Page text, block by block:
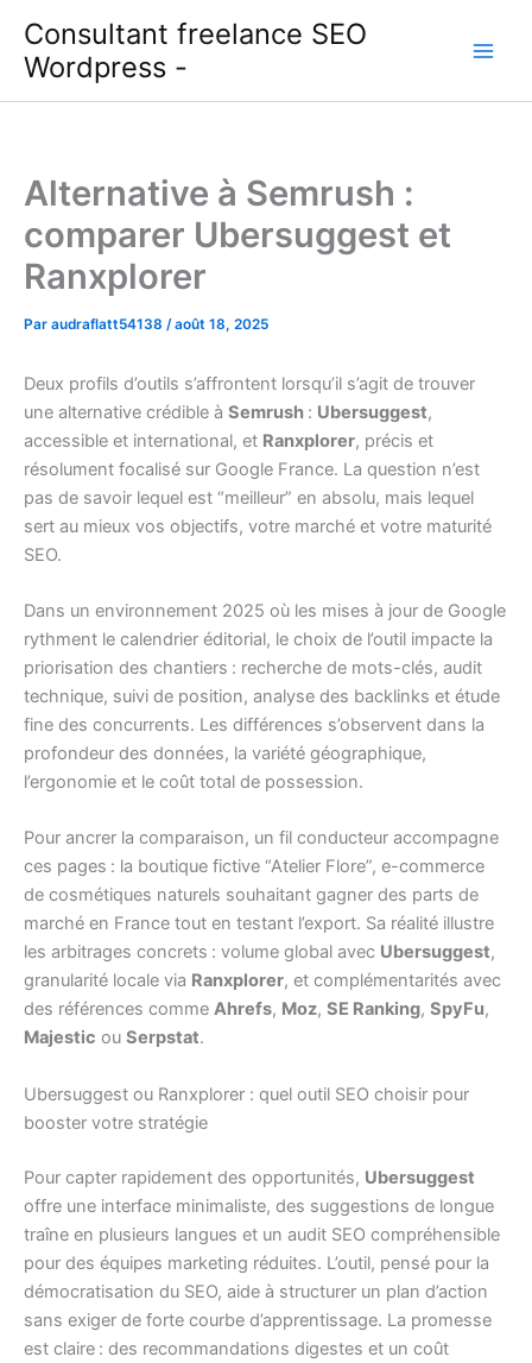
contenu
Consultant freelance SEO
Wordpress -
Alternative à Semrush :
comparer Ubersuggest et
Ranxplorer
Par audraflatt54138 /août 18, 2025
Deux profils d’outils s’affrontent lorsqu’il s’agit de trouver
une alternative crédible à Semrush : Ubersuggest,
accessible et international, et Ranxplorer, précis et
résolument focalisé sur Google France. La question n’est
pas de savoir lequel est “meilleur” en absolu, mais lequel
sert au mieux vos objectifs, votre marché et votre maturité
SEO.
Dans un environnement 2025 où les mises à jour de Google
rythment le calendrier éditorial, le choix de l’outil impacte la
priorisation des chantiers : recherche de mots-clés, audit
technique, suivi de position, analyse des backlinks et étude
fine des concurrents. Les différences s’observent dans la
profondeur des données, la variété géographique,
l’ergonomie et le coût total de possession.
Pour ancrer la comparaison, un fil conducteur accompagne
ces pages : la boutique fictive “Atelier Flore”, e-commerce
de cosmétiques naturels souhaitant gagner des parts de
marché en France tout en testant l’export. Sa réalité illustre
les arbitrages concrets : volume global avec Ubersuggest,
granularité locale via Ranxplorer, et complémentarités avec
des références comme Ahrefs, Moz, SE Ranking, SpyFu,
Majestic ou Serpstat.
Ubersuggest ou Ranxplorer : quel outil SEO choisir pour
booster votre stratégie
Pour capter rapidement des opportunités, Ubersuggest
offre une interface minimaliste, des suggestions de longue
traîne en plusieurs langues et un audit SEO compréhensible
pour des équipes marketing réduites. L’outil, pensé pour la
démocratisation du SEO, aide à structurer un plan d’action
sans exiger de forte courbe d’apprentissage. La promesse
est claire : des recommandations digestes et un coût